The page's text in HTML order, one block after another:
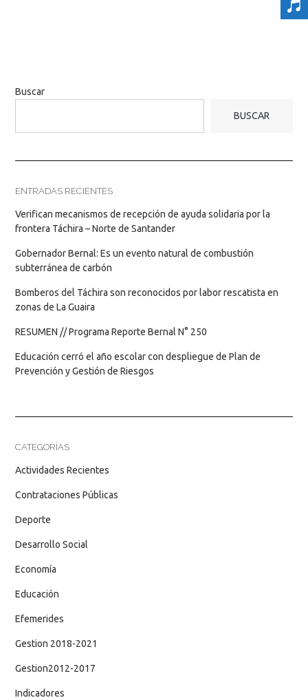
Buscar
BUSCAR
ENTRADAS RECIENTES
Verifican mecanismos de recepción de ayuda solidaria por la
frontera Táchira – Norte de Santander
Gobernador Bernal: Es un evento natural de combustión
subterránea de carbón
Bomberos del Táchira son reconocidos por labor rescatista en
zonas de La Guaira
RESUMEN // Programa Reporte Bernal N° 250
Educación cerró el año escolar con despliegue de Plan de
Prevención y Gestión de Riesgos
CATEGORÍAS
Actividades Recientes
Contrataciones Públicas
Deporte
Desarrollo Social
Economía
Educación
Efemerides
Gestion 2018-2021
Gestion2012-2017
Indicadores